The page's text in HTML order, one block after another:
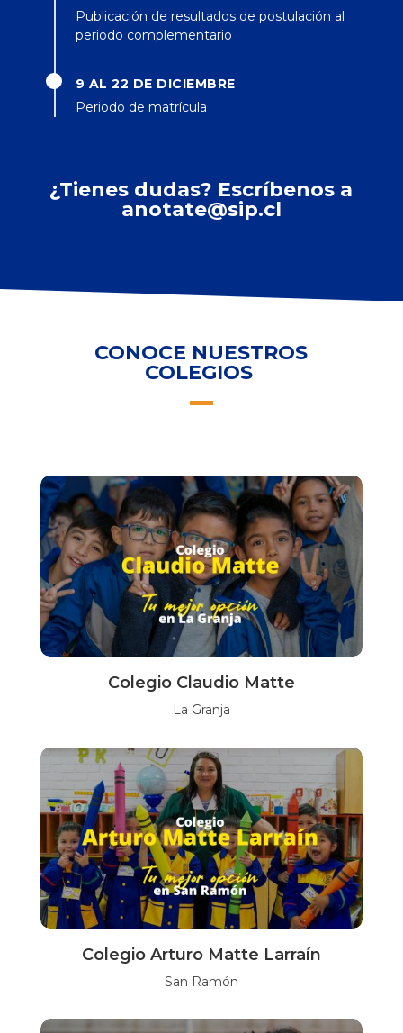
Publicación de resultados de postulación al
periodo complementario
9 AL 22 DE DICIEMBRE
Periodo de matrícula
¿Tienes dudas? Escríbenos a
anotate@sip.cl
CONOCE NUESTROS
COLEGIOS
Colegio Claudio Matte
La Granja
Colegio Arturo Matte Larraín
San Ramón